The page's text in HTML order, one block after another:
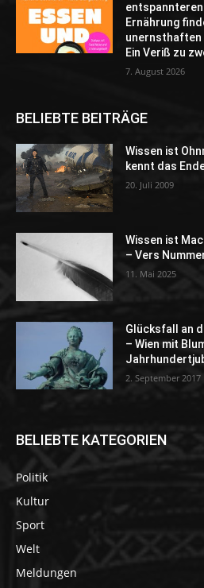
entspannteren
Ernährung
unernsthaften
Ein Veriß zu
7. August 2026
BELIEBTE BEITRÄGE
Wissen ist
kennt das
20. Juli 2009
Wissen ist
– Vers
11. Mai 2025
Glücksfall an
– Wien mit
2. September 2017
BELIEBTE KATEGORIEN
Politik
Kultur
Sport
Welt
Meldungen